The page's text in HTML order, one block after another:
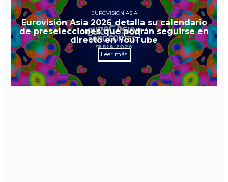
EUROVISIÓN ASIA
Eurovisión Asia 2026 detalla su calendario
de preselecciones que podrán seguirse en
directo en YouTube
Leer más